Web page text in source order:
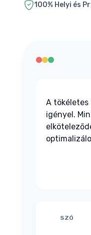
100% Helyi és
A
igényel.
SZÓ